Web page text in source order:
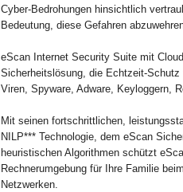
Cyber-Bedrohungen hinsichtlich
Bedeutung, diese Gefahren
eScan Internet Security Suite mit
Sicherheitslösung, die Echtzeit-
Viren, Spyware, Adware, Keyloggern,
Mit seinen fortschrittlichen,
NILP*** Technologie, dem eScan
heuristischen Algorithmen schützt
Rechnerumgebung für Ihre Familie
Netzwerken.